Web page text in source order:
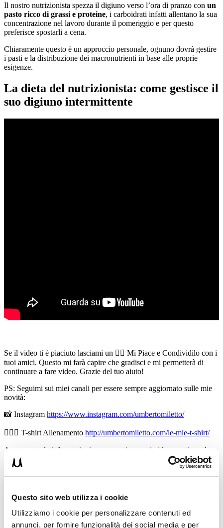
Questo sito web utilizza i cookie
Utilizziamo i cookie per personalizzare contenuti ed
annunci, per fornire funzionalità dei social media e per
Il nostro nutrizionista spezza il digiuno verso l’ora di pranzo con un
pasto ricco di grassi e proteine, i carboidrati infatti allentano la sua
concentrazione nel lavoro durante il pomeriggio e per questo
preferisce spostarli a cena.
Chiaramente questo è un approccio personale, ognuno dovrà gestire
i pasti e la distribuzione dei macronutrienti in base alle proprie
esigenze.
La dieta del nutrizionista: come gestisce il
suo digiuno intermittente
Se il video ti è piaciuto lasciami un 👍🏻 Mi Piace e Condividilo con i
tuoi amici. Questo mi farà capire che gradisci e mi permetterà di
continuare a fare video. Grazie del tuo aiuto!
PS: Seguimi sui miei canali per essere sempre aggiornato sulle mie
novità:
📸 Instagram https://www.instagram.com/umbertomiletto/
🏋🏻‍♂️ T-shirt Allenamento http://umbertomiletto.com/le-mie-t-shirt/
Avvertenze: le informazioni contenute in questi video non intendono
sostituirsi in nessun modo a parere medico o di altri specialisti.
L’autore declina ogni responsabilità di effetti o di conseguenze
risultanti dall’uso di tali informazioni e dalla loro messa in pratica.
il trx, e con altri attrezzi può causare infortuni si consiglia pertanto di
prestare la massima attenzione e di eseguire esercizi e metodologie
adatte al proprio livello di forma. Consultare il proprio medico di
fiducia prima di intraprendere qualsiasi forma di attività fisica o